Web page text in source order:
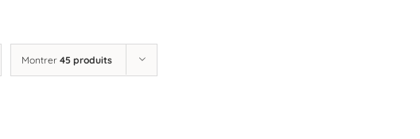
Montrer 45 produits